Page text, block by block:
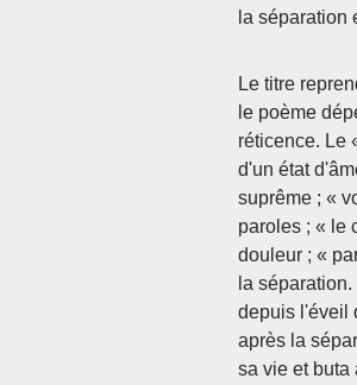
la séparation
Le titre
le poème
réticence. Le
d'un état
suprême ; «
paroles ; « le
douleur ; «
la
depuis l'éveil
après la
sa vie et buta